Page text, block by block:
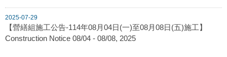
2025-07-29
【營繕組施工公告-114年08月04日(一)至08月08日(五)施工】
Construction Notice 08/04 - 08/08, 2025